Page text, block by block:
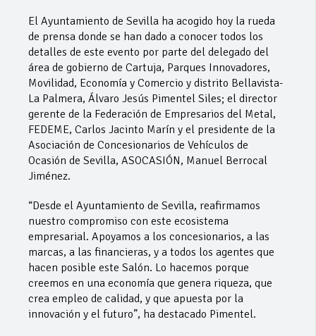
El Ayuntamiento de Sevilla ha acogido hoy la rueda
de prensa donde se han dado a conocer todos los
detalles de este evento por parte del delegado del
área de gobierno de Cartuja, Parques Innovadores,
Movilidad, Economía y Comercio y distrito Bellavista-
La Palmera, Álvaro Jesús Pimentel Siles; el director
gerente de la Federación de Empresarios del Metal,
FEDEME, Carlos Jacinto Marín y el presidente de la
Asociación de Concesionarios de Vehículos de
Ocasión de Sevilla, ASOCASIÓN, Manuel Berrocal
Jiménez.
“Desde el Ayuntamiento de Sevilla, reafirmamos
nuestro compromiso con este ecosistema
empresarial. Apoyamos a los concesionarios, a las
marcas, a las financieras, y a todos los agentes que
hacen posible este Salón. Lo hacemos porque
creemos en una economía que genera riqueza, que
crea empleo de calidad, y que apuesta por la
innovación y el futuro”, ha destacado Pimentel.